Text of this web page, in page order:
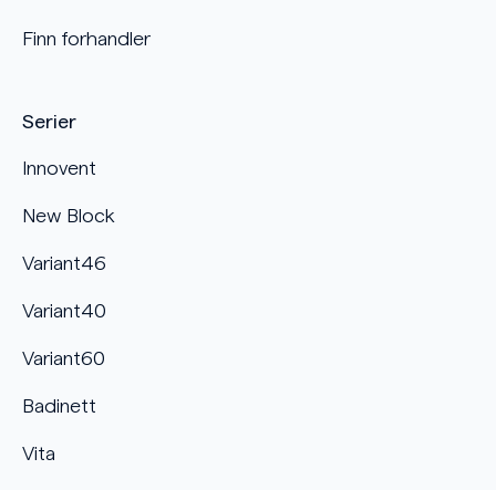
Serier
Innovent
New Block
Variant46
Variant40
Variant60
Badinett
Vita
Finn forhandler